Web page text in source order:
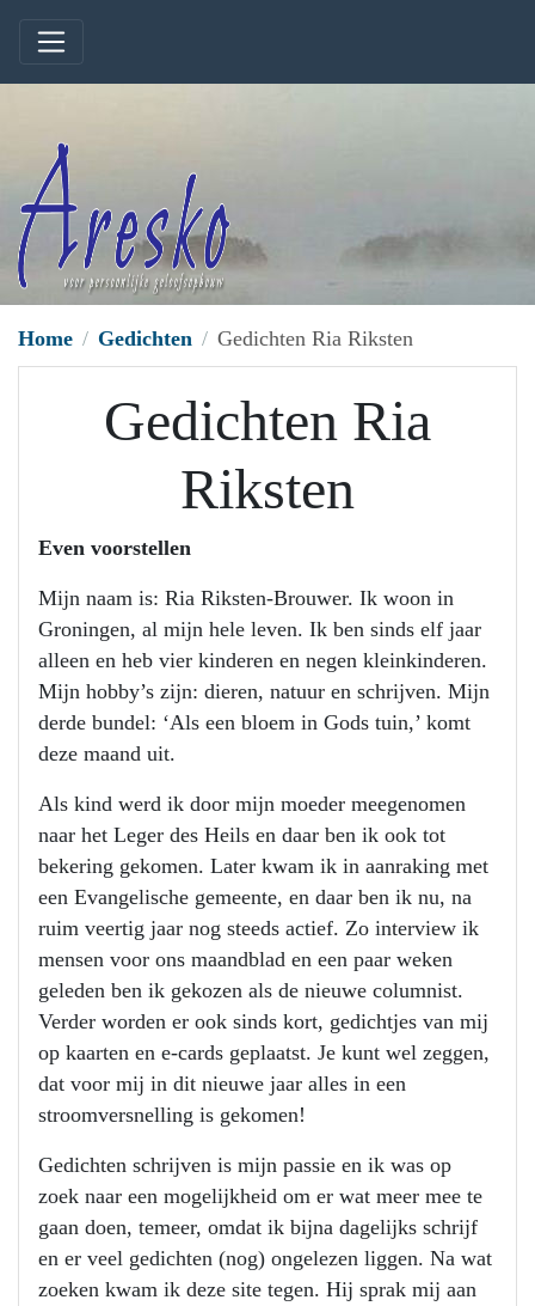
Home Gedichten Gedichten Ria Riksten
Gedichten Ria
Riksten
Even voorstellen
Mijn naam is: Ria Riksten-Brouwer. Ik woon in
Groningen, al mijn hele leven. Ik ben sinds elf jaar
alleen en heb vier kinderen en negen kleinkinderen.
Mijn hobby’s zijn: dieren, natuur en schrijven. Mijn
derde bundel: ‘Als een bloem in Gods tuin,’ komt
deze maand uit.
Als kind werd ik door mijn moeder meegenomen
naar het Leger des Heils en daar ben ik ook tot
bekering gekomen. Later kwam ik in aanraking met
een Evangelische gemeente, en daar ben ik nu, na
ruim veertig jaar nog steeds actief. Zo interview ik
mensen voor ons maandblad en een paar weken
geleden ben ik gekozen als de nieuwe columnist.
Verder worden er ook sinds kort, gedichtjes van mij
op kaarten en e-cards geplaatst. Je kunt wel zeggen,
dat voor mij in dit nieuwe jaar alles in een
stroomversnelling is gekomen!
Gedichten schrijven is mijn passie en ik was op
zoek naar een mogelijkheid om er wat meer mee te
gaan doen, temeer, omdat ik bijna dagelijks schrijf
en er veel gedichten (nog) ongelezen liggen. Na wat
zoeken kwam ik deze site tegen. Hij sprak mij aan